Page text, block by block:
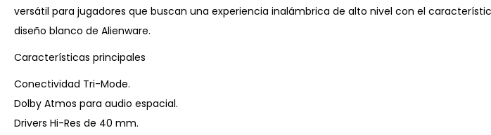
versátil para jugadores que buscan una experiencia inalámbrica de alto nivel con el
diseño blanco de Alienware.
Características principales
Conectividad Tri-Mode.
Dolby Atmos para audio espacial.
Drivers Hi-Res de 40 mm.